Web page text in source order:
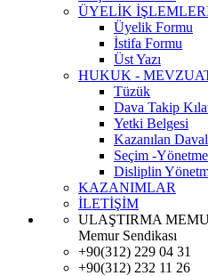
ÜYELİK
Üyelik Formu
İstifa Formu
Üst Yazı
HUKUK -
Tüzük
Dava Takip
Yetki Belgesi
Kazanılan
Seçim -
Disliplin
KAZANIMLAR
İLETİŞİM
ULAŞTIRMA
Memur Sendikası
+90(312) 229 04 31
+90(312) 232 11 26